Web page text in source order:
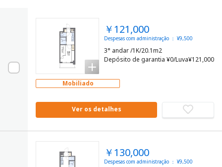
￥121,000
Despesas com administração ： ¥9,500
3° andar /1K/20.1m2
Depósito de garantia ¥0/Luva¥121,000
Mobiliado
Ver os detalhes
￥130,000
Despesas com administração ： ¥9,500